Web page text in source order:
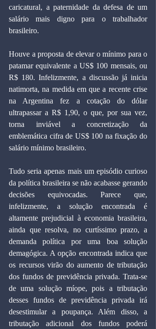
caricatural, a paternidade da defesa de um
salário mais digno para o trabalhador
brasileiro.
Houve a proposta de elevar o mínimo para o
patamar equivalente a US$ 100 mensais, ou
R$ 180. Infelizmente, a discussão já inicia
natimorta, na medida em que a recente crise
na Argentina fez a cotação do dólar
ultrapassar a R$ 1,90, o que, por sua vez,
torna inviável a concretização da
emblemática cifra de US$ 100 na fixação do
salário mínimo brasileiro.
Tudo seria apenas mais um episódio curioso
da política brasileira se não acabasse gerando
decisões equivocadas. Parece que,
infelizmente, a solução encontrada é
altamente prejudicial à economia brasileira,
ainda que resolva, no curtíssimo prazo, a
demanda política por uma boa solução
demagógica. A opção encontrada indica que
os recursos virão do aumento de tributação
dos fundos de previdência privada. Trata-se
de uma solução míope, pois a tributação
desses fundos de previdência privada irá
desestimular a poupança. Além disso, a
tributação adicional dos fundos poderá